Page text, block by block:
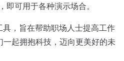
即可用于各种演示场合。
，旨在帮助职场人士提高工作
起拥抱科技，迈向更美好的未